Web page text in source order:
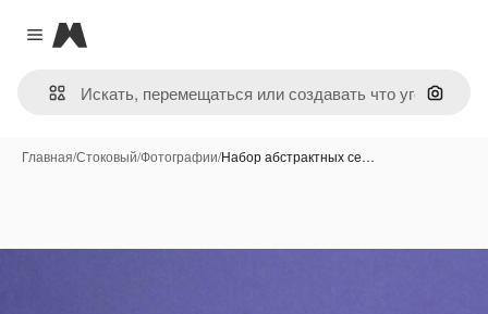
Close menu
Magnific
Поиск
Главная/Стоковый/Фотографии/Набор абстрактных се…